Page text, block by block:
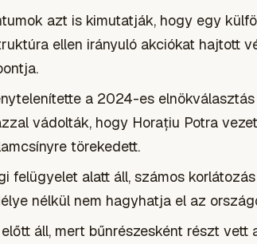
azt is kimutatják, hogy egy
ellen irányuló akciókat hajtott
a 2024-es
vádolták, hogy Horațiu Potra
törekedett.
felügyelet alatt áll, számos
nélkül nem hagyhatja el az
áll, mert bűnrészesként részt vett